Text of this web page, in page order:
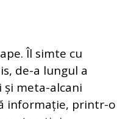
Îl simte cu
de-a lungul a
și meta-alcani
informație, printr-o